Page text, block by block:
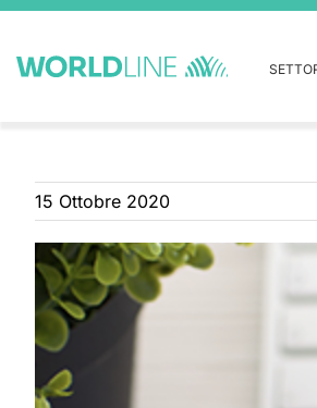
15 Ottobre 2020